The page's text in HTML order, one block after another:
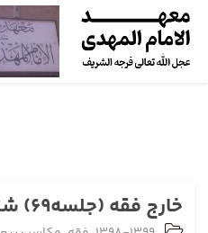
خارج فقه (جلسه69) شنبه 1398/11/05